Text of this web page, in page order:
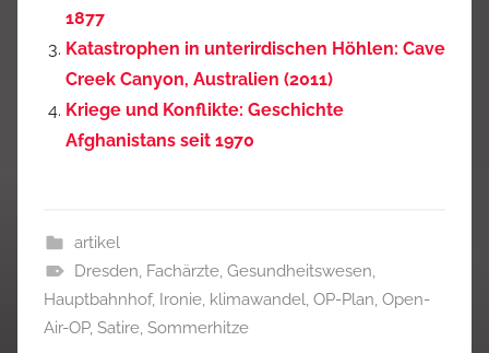
1877
Katastrophen in unterirdischen Höhlen: Cave
Creek Canyon, Australien (2011)
Kriege und Konflikte: Geschichte
Afghanistans seit 1970
artikel
Dresden, Fachärzte, Gesundheitswesen,
Hauptbahnhof, Ironie, klimawandel, OP-Plan, Open-
Air-OP, Satire, Sommerhitze